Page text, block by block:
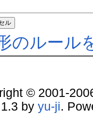
のルール
© 2001-
by yu-ji.